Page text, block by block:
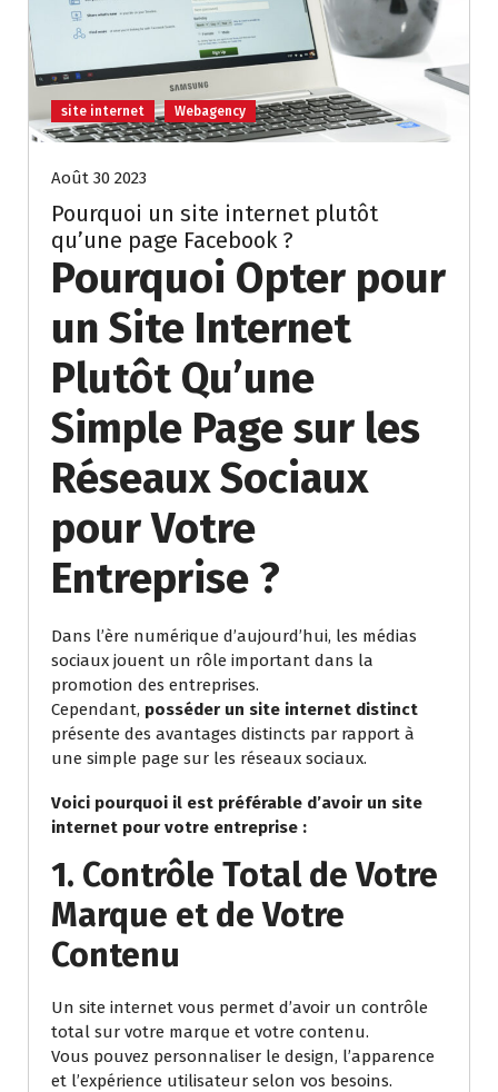
site internet Webagency
Août 30 2023
Pourquoi un site internet plutôt
qu’une page Facebook ?
Pourquoi Opter pour
un Site Internet
Plutôt Qu’une
Simple Page sur les
Réseaux Sociaux
pour Votre
Entreprise ?
Dans l’ère numérique d’aujourd’hui, les médias
sociaux jouent un rôle important dans la
promotion des entreprises.
Cependant, posséder un site internet distinct
présente des avantages distincts par rapport à
une simple page sur les réseaux sociaux.
Voici pourquoi il est préférable d’avoir un site
internet pour votre entreprise :
1. Contrôle Total de Votre
Marque et de Votre
Contenu
Un site internet vous permet d’avoir un contrôle
total sur votre marque et votre contenu.
Vous pouvez personnaliser le design, l’apparence
et l’expérience utilisateur selon vos besoins.